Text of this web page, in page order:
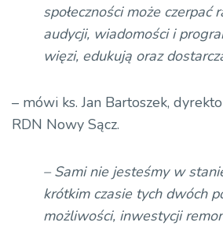
społeczności może czerpać
audycji, wiadomości i
więzi, edukują oraz
– mówi ks. Jan Bartoszek,
RDN Nowy Sącz.
– Sami nie jesteśmy w
krótkim czasie tych dwóch
możliwości, inwestycji